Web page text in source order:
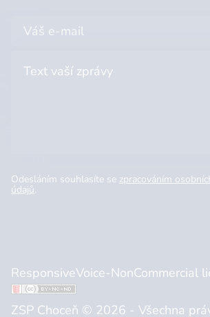
Odesláním souhlasíte se zpracováním
údajů.
ResponsiveVoice-NonCommercial
ZSP Choceň © 2026 - Všechna